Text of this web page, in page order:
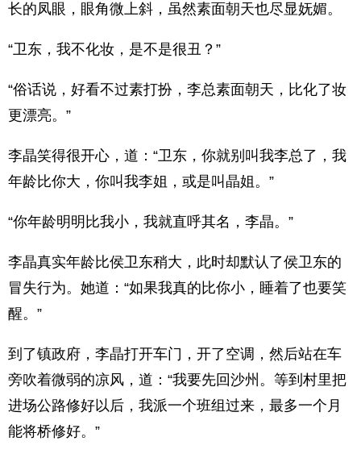
长的凤眼，眼角微上斜，虽然素面朝天也尽显妩媚。
“卫东，我不化妆，是不是很丑？”
“俗话说，好看不过素打扮，李总素面朝天，比化了妆
更漂亮。”
李晶笑得很开心，道：“卫东，你就别叫我李总了，我
年龄比你大，你叫我李姐，或是叫晶姐。”
“你年龄明明比我小，我就直呼其名，李晶。”
李晶真实年龄比侯卫东稍大，此时却默认了侯卫东的
冒失行为。她道：“如果我真的比你小，睡着了也要笑
醒。”
到了镇政府，李晶打开车门，开了空调，然后站在车
旁吹着微弱的凉风，道：“我要先回沙州。等到村里把
进场公路修好以后，我派一个班组过来，最多一个月
能将桥修好。”